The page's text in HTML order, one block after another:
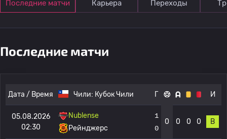
Последние матчи Карьера Переходы
Последние матчи
Дата / Время Чили: Кубок Чили Г И
05.08.2026
02:30
Nublense
Рейнджерс
1
0
0 0 0 0 В